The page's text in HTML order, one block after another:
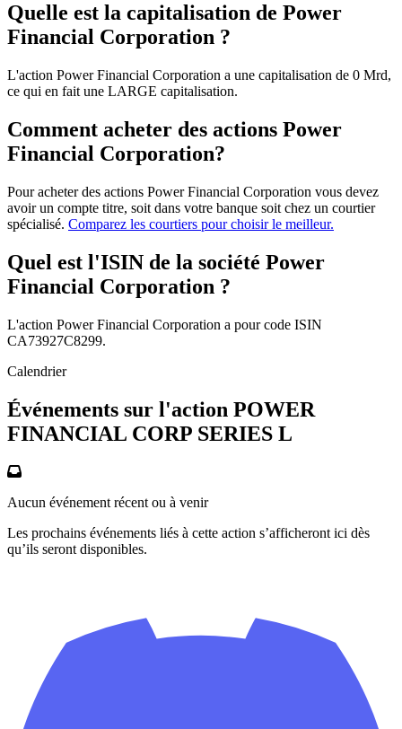
Quelle est la capitalisation de Power
Financial Corporation ?
L'action Power Financial Corporation a une capitalisation de 0 Mrd,
ce qui en fait une LARGE capitalisation.
Comment acheter des actions Power
Financial Corporation?
Pour acheter des actions Power Financial Corporation vous devez
avoir un compte titre, soit dans votre banque soit chez un courtier
spécialisé. Comparez les courtiers pour choisir le meilleur.
Quel est l'ISIN de la société Power
Financial Corporation ?
L'action Power Financial Corporation a pour code ISIN
CA73927C8299.
Calendrier
Événements sur l'action POWER
FINANCIAL CORP SERIES L
Aucun événement récent ou à venir
Les prochains événements liés à cette action s’afficheront ici dès
qu’ils seront disponibles.